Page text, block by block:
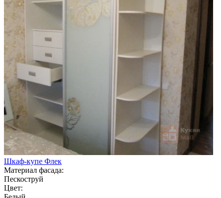
Шкаф-купе Флек
Материал фасада:
Пескоструй
Цвет: